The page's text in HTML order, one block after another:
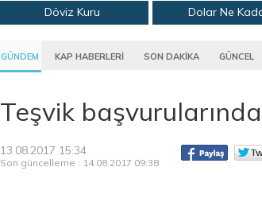
Döviz Kuru Dolar Ne
GÜNDEM KAP HABERLERİ SON DAKİKA GÜNCEL
Teşvik
13.08.2017 15:34
Son güncelleme : 14.08.2017 09:38